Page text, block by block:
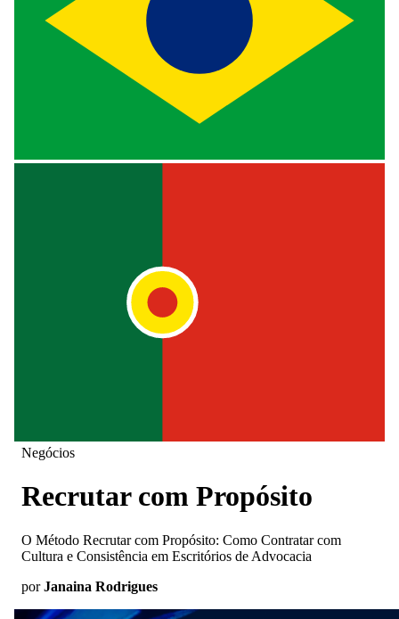
Negócios
Recrutar com Propósito
O Método Recrutar com Propósito: Como Contratar com
Cultura e Consistência em Escritórios de Advocacia
porJanaina Rodrigues